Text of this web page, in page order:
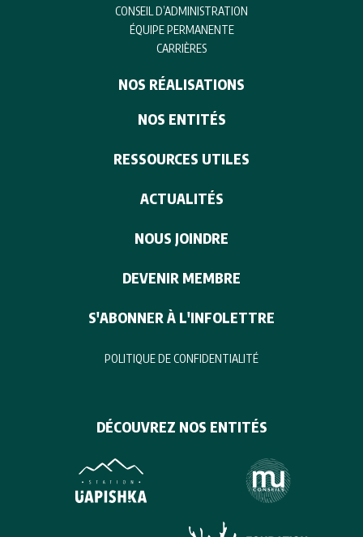
CONSEIL D’ADMINISTRATION
ÉQUIPE PERMANENTE
CARRIÈRES
NOS RÉALISATIONS
NOS ENTITÉS
RESSOURCES UTILES
ACTUALITÉS
NOUS JOINDRE
DEVENIR MEMBRE
S'ABONNER À L'INFOLETTRE
POLITIQUE DE CONFIDENTIALITÉ
DÉCOUVREZ NOS ENTITÉS